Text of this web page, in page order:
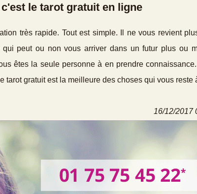
le tarot gratuit en ligne
très rapide. Tout est simple. Il ne vous revient
peut ou non vous arriver dans un futur plus ou
êtes la seule personne à en prendre
tarot gratuit est la meilleure des choses qui vous reste
16/12/2017